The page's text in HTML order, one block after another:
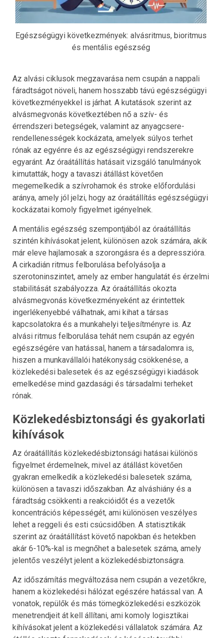
Egészségügyi következmények: alvásritmus, bioritmus
és mentális egészség
Az alvási ciklusok megzavarása nem csupán a nappali
fáradtságot növeli, hanem hosszabb távú egészségügyi
következményekkel is járhat. A kutatások szerint az
alvásmegvonás következtében nő a szív- és
érrendszeri betegségek, valamint az anyagcsere-
rendellenességek kockázata, amelyek súlyos terhet
rónak az egyénre és az egészségügyi rendszerekre
egyaránt. Az óraátállítás hatásait vizsgáló tanulmányok
kimutatták, hogy a tavaszi átállást követően
megemelkedik a szívrohamok és stroke előfordulási
aránya, amely jól jelzi, hogy az óraátállítás egészségügyi
kockázatai komoly figyelmet igényelnek.
A mentális egészség szempontjából az óraátállítás
szintén kihívásokat jelent, különösen azok számára, akik
már eleve hajlamosak a szorongásra és a depresszióra.
A cirkadián ritmus felborulása befolyásolja a
szerotoninszintet, amely az ember hangulatát és érzelmi
stabilitását szabályozza. Az óraátállítás okozta
alvásmegvonás következményeként az érintettek
ingerlékenyebbé válhatnak, ami kihat a társas
kapcsolatokra és a munkahelyi teljesítményre is. Az
alvási ritmus felborulása tehát nem csupán az egyén
egészségére van hatással, hanem a társadalomra is,
hiszen a munkavállalói hatékonyság csökkenése, a
közlekedési balesetek és az egészségügyi kiadások
emelkedése mind gazdasági és társadalmi terheket
rónak.
Közlekedésbiztonsági és gyakorlati
kihívások
Az óraátállítás közlekedésbiztonsági hatásai különös
figyelmet érdemelnek, mivel az átállást követően
gyakran emelkedik a közlekedési balesetek száma,
különösen a tavaszi időszakban. Az alváshiány és a
fáradtság csökkenti a reakcióidőt és a vezetők
koncentrációs képességét, ami különösen veszélyes
lehet a reggeli és esti csúcsidőben. A statisztikák
szerint az óraátállítást követő napokban és hetekben
akár 6-10%-kal is megnőhet a balesetek száma, amely
jelentős veszélyt jelent a közlekedésbiztonságra.
Az időszámítás megváltozása nem csupán a vezetőkre,
hanem a közlekedési hálózat egészére hatással van. A
vonatok, repülők és más tömegközlekedési eszközök
menetrendjeit át kell állítani, ami komoly logisztikai
kihívásokat jelent a közlekedési vállalatok számára. Az